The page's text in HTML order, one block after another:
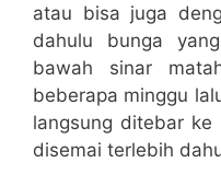
atau bisa juga
dahulu bunga
bawah sinar
beberapa minggu
langsung ditebar ke
disemai terlebih